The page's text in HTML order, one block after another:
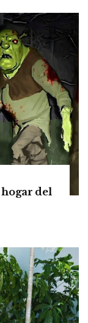
del